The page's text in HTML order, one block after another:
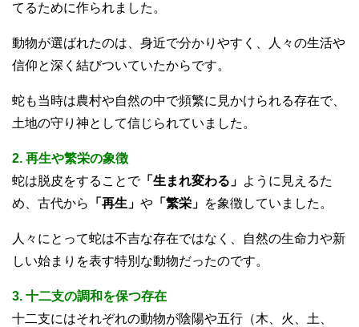
てるために作られました。
動物が選ばれたのは、身近で分かりやすく、人々の生活や
信仰と深く結びついていたからです。
蛇も当時は農村や自然の中で頻繁に見かけられる存在で、
土地の守り神として信じられていました。
2. 再生や繁栄の象徴
蛇は脱皮をすることで「生まれ変わる」 ように見えるた
め、古代から
「再生」 や 「繁栄」 を象徴していました。
人々にとって蛇は不吉な存在ではなく、自然の生命力や新
しい始まりを表す特別な動物だったのです。
3. 十二支の調和を保つ存在
十二支にはそれぞれの動物が陰陽や五行（木、火、土、